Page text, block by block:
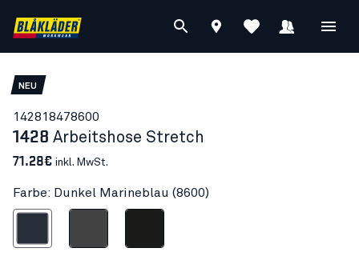
NEU
142818478600
1428 Arbeitshose Stretch
71.28€ inkl. MwSt.
Farbe: Dunkel Marineblau (8600)